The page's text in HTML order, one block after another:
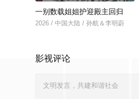
一别数载姐姐护迎殿主回归
2026 / 中国大陆 / 孙航＆李明蔚
影视评论